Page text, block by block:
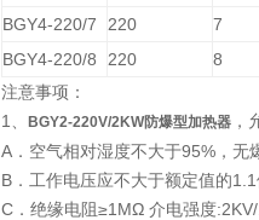
BGY4-220/7
220 7
BGY4-220/8
220 8
注意事项：
1、
BGY2-220V/2KW防爆型加热器 ，
A．空气相对湿度不大于95%，无
B．工作电压应不大于额定值的1.1
C．绝缘电阻≥1MΩ 介电强度:2KV/